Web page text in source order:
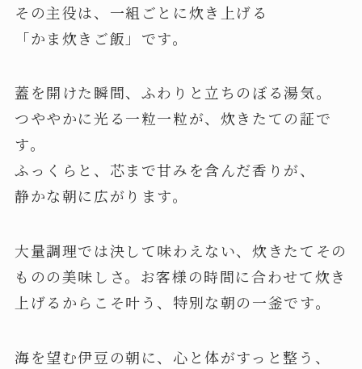
その主役は、一組ごとに炊き上げる
「かま炊きご飯」です。
蓋を開けた瞬間、ふわりと立ちのぼる湯気。
つややかに光る一粒一粒が、炊きたての証で
す。
ふっくらと、芯まで甘みを含んだ香りが、
静かな朝に広がります。
大量調理では決して味わえない、炊きたてその
ものの美味しさ。お客様の時間に合わせて炊き
上げるからこそ叶う、特別な朝の一釜です。
海を望む伊豆の朝に、心と体がすっと整う、